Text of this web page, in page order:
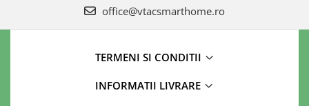
office@vtacsmarthome.ro
TERMENI SI CONDITII
INFORMATII LIVRARE